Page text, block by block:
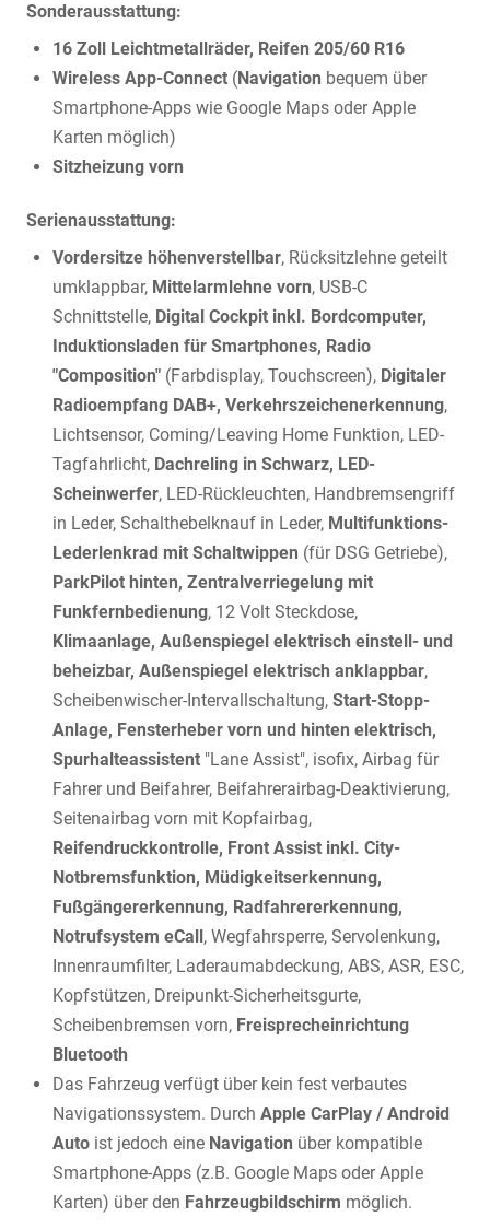
Sonderausstattung:
16 Zoll Leichtmetallräder, Reifen 205/60 R16
Wireless App-Connect (Navigation bequem über
Smartphone-Apps wie Google Maps oder Apple
Karten möglich)
Sitzheizung vorn
Serienausstattung:
Vordersitze höhenverstellbar, Rücksitzlehne geteilt
umklappbar, Mittelarmlehne vorn, USB-C
Schnittstelle, Digital Cockpit inkl. Bordcomputer,
Induktionsladen für Smartphones, Radio
"Composition" (Farbdisplay, Touchscreen), Digitaler
Radioempfang DAB+, Verkehrszeichenerkennung,
Lichtsensor, Coming/Leaving Home Funktion, LED-
Tagfahrlicht, Dachreling in Schwarz, LED-
Scheinwerfer, LED-Rückleuchten, Handbremsengriff
in Leder, Schalthebelknauf in Leder, Multifunktions-
Lederlenkrad mit Schaltwippen (für DSG Getriebe),
ParkPilot hinten, Zentralverriegelung mit
Funkfernbedienung, 12 Volt Steckdose,
Klimaanlage, Außenspiegel elektrisch einstell- und
beheizbar, Außenspiegel elektrisch anklappbar,
Scheibenwischer-Intervallschaltung, Start-Stopp-
Anlage, Fensterheber vorn und hinten elektrisch,
Spurhalteassistent "Lane Assist", isofix, Airbag für
Fahrer und Beifahrer, Beifahrerairbag-Deaktivierung,
Seitenairbag vorn mit Kopfairbag,
Reifendruckkontrolle, Front Assist inkl. City-
Notbremsfunktion, Müdigkeitserkennung,
Fußgängererkennung, Radfahrererkennung,
Notrufsystem eCall , Wegfahrsperre, Servolenkung,
Innenraumfilter, Laderaumabdeckung, ABS, ASR, ESC,
Kopfstützen, Dreipunkt-Sicherheitsgurte,
Scheibenbremsen vorn, Freisprecheinrichtung
Bluetooth
Das Fahrzeug verfügt über kein fest verbautes
Navigationssystem. Durch Apple CarPlay / Android
Auto ist jedoch eine Navigation über kompatible
Smartphone-Apps (z.B. Google Maps oder Apple
Karten) über den Fahrzeugbildschirm möglich.